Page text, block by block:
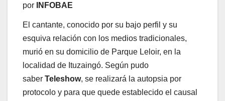
por INFOBAE
El cantante, conocido por su bajo perfil y su
esquiva relación con los medios tradicionales,
murió en su domicilio de Parque Leloir, en la
localidad de Ituzaingó. Según pudo
saber Teleshow, se realizará la autopsia por
protocolo y para que quede establecido el causal